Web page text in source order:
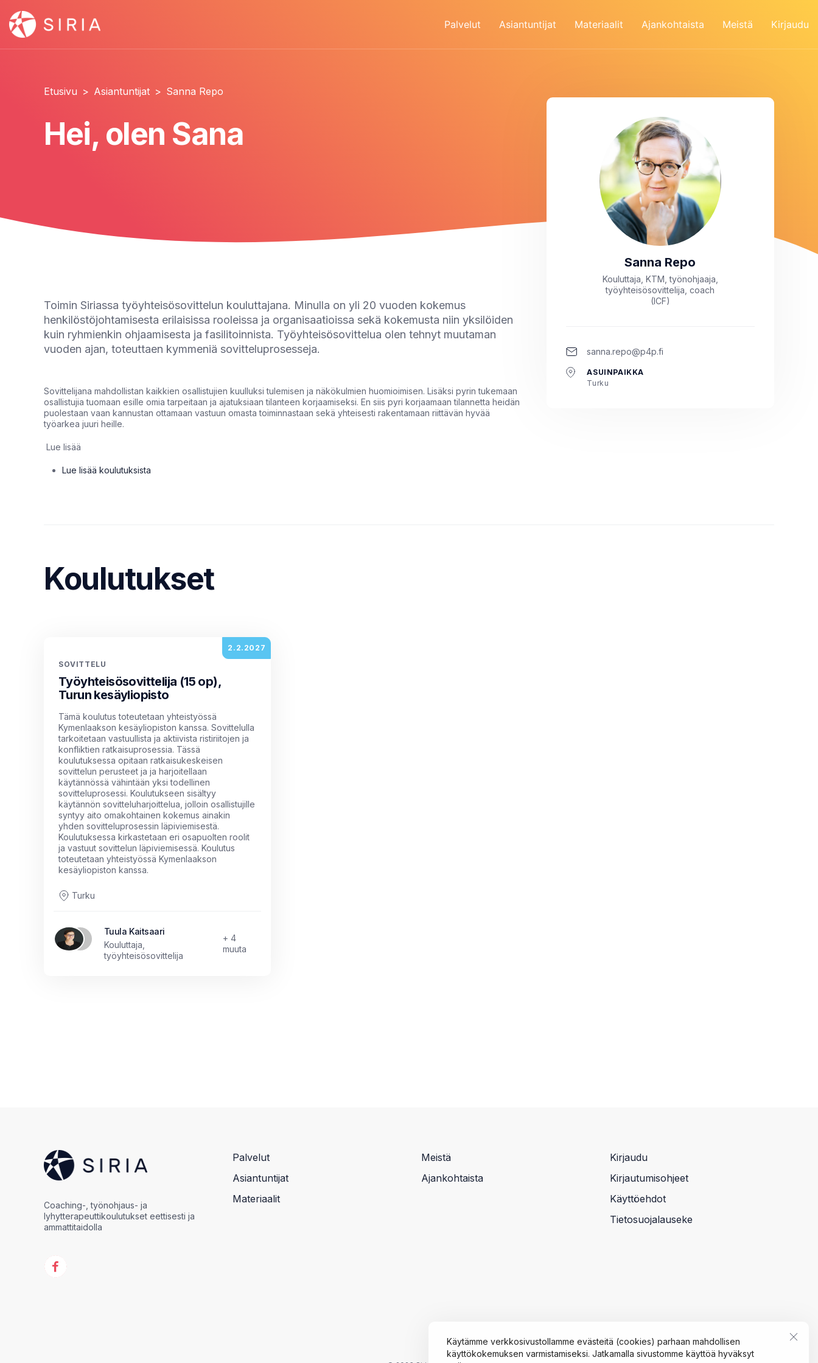
Palvelut Asiantuntijat Materiaalit Ajankohtaista Meistä Kirjaudu
Etusivu > Asiantuntijat > Sanna Repo
Hei, olen Sana
Toimin Siriassa työyhteisösovittelun kouluttajana. Minulla on yli 20 vuoden kokemus
henkilöstöjohtamisesta erilaisissa rooleissa ja organisaatioissa sekä kokemusta niin yksilöiden
kuin ryhmienkin ohjaamisesta ja fasilitoinnista. Työyhteisösovittelua olen tehnyt muutaman
vuoden ajan, toteuttaen kymmeniä sovitteluprosesseja.
Sovittelijana mahdollistan kaikkien osallistujien kuulluksi tulemisen ja näkökulmien huomioimisen. Lisäksi pyrin tukemaan
osallistujia tuomaan esille omia tarpeitaan ja ajatuksiaan tilanteen korjaamiseksi. En siis pyri korjaamaan tilannetta heidän
puolestaan vaan kannustan ottamaan vastuun omasta toiminnastaan sekä yhteisesti rakentamaan riittävän hyvää
työarkea juuri heille.
Lue lisää
Lue lisää koulutuksista
Sanna Repo
Kouluttaja, KTM, työnohjaaja,
työyhteisösovittelija, coach
(ICF)
sanna.repo@p4p.fi
ASUINPAIKKA
Turku
Koulutukset
2.2.2027
SOVITTELU
Työyhteisösovittelija (15 op),
Turun kesäyliopisto
Tämä koulutus toteutetaan yhteistyössä
Kymenlaakson kesäyliopiston kanssa. Sovittelulla
tarkoitetaan vastuullista ja aktiivista ristiriitojen ja
konfliktien ratkaisuprosessia. Tässä
koulutuksessa opitaan ratkaisukeskeisen
sovittelun perusteet ja ja harjoitellaan
käytännössä vähintään yksi todellinen
sovitteluprosessi. Koulutukseen sisältyy
käytännön sovitteluharjoittelua, jolloin osallistujille
syntyy aito omakohtainen kokemus ainakin
yhden sovitteluprosessin läpiviemisestä.
Koulutuksessa kirkastetaan eri osapuolten roolit
ja vastuut sovittelun läpiviemisessä. Koulutus
toteutetaan yhteistyössä Kymenlaakson
kesäyliopiston kanssa.
Turku
Tuula Kaitsaari
Kouluttaja,
työyhteisösovittelija
+ 4
muuta
Käytämme verkkosivustollamme evästeitä (cookies) parhaan mahdollisen
käyttökokemuksen varmistamiseksi. Jatkamalla sivustomme käyttöä hyväksyt
Coaching-, työnohjaus- ja
lyhytterapeuttikoulutukset eettisesti ja
ammattitaidolla
Palvelut
Asiantuntijat
Materiaalit
Meistä
Ajankohtaista
Kirjaudu
Kirjautumisohjeet
Käyttöehdot
Tietosuojalauseke